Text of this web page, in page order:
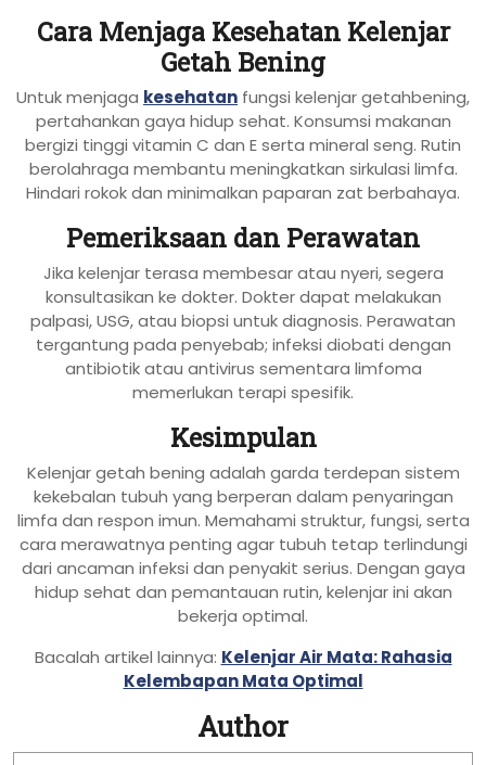
Cara Menjaga Kesehatan Kelenjar
Getah Bening
Untuk menjaga kesehatan fungsi kelenjar getahbening,
pertahankan gaya hidup sehat. Konsumsi makanan
bergizi tinggi vitamin C dan E serta mineral seng. Rutin
berolahraga membantu meningkatkan sirkulasi limfa.
Hindari rokok dan minimalkan paparan zat berbahaya.
Pemeriksaan dan Perawatan
Jika kelenjar terasa membesar atau nyeri, segera
konsultasikan ke dokter. Dokter dapat melakukan
palpasi, USG, atau biopsi untuk diagnosis. Perawatan
tergantung pada penyebab; infeksi diobati dengan
antibiotik atau antivirus sementara limfoma
memerlukan terapi spesifik.
Kesimpulan
Kelenjar getah bening adalah garda terdepan sistem
kekebalan tubuh yang berperan dalam penyaringan
limfa dan respon imun. Memahami struktur, fungsi, serta
cara merawatnya penting agar tubuh tetap terlindungi
dari ancaman infeksi dan penyakit serius. Dengan gaya
hidup sehat dan pemantauan rutin, kelenjar ini akan
bekerja optimal.
Bacalah artikel lainnya: Kelenjar Air Mata: Rahasia
Kelembapan Mata Optimal
Author